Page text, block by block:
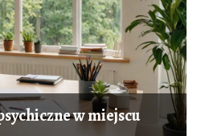
w miejscu